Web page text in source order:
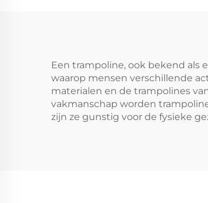
Een trampoline, ook bekend als
waarop mensen verschillende
materialen en de trampolines
vakmanschap worden
zijn ze gunstig voor de fysieke